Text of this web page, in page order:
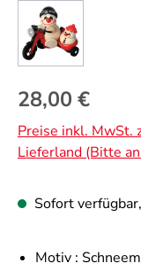
Regulärer Preis:
28,00 €
Preise inkl. MwSt.
Lieferland (Bitte
Sofort
Motiv :